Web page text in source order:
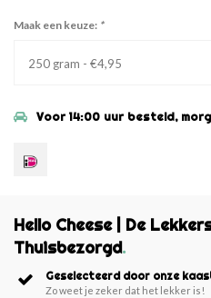
Maak een keuze: *
250 gram - €4,95
Voor 14:00 uur besteld,
Hello Cheese | De
Thuisbezorgd.
Geselecteerd door onze
Zo weet je zeker dat het lekker is!